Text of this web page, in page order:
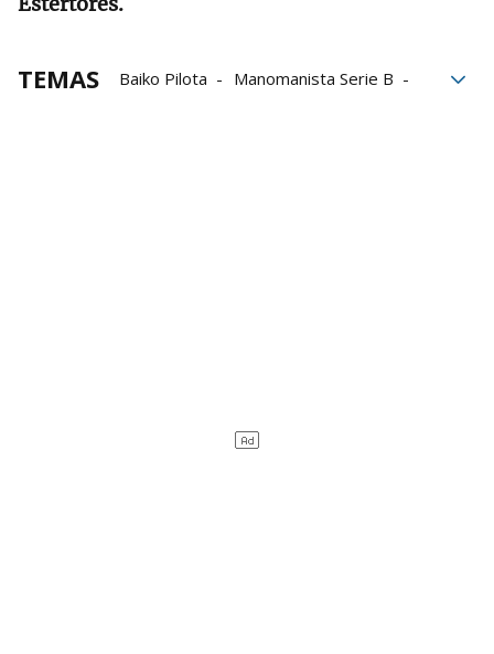
TEMAS Baiko Pilota
Manomanista Serie B